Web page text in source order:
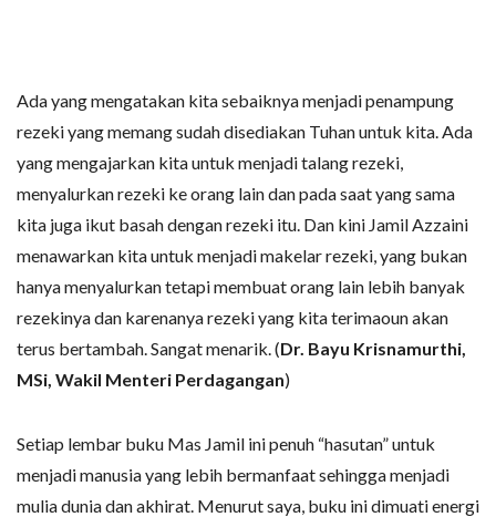
Ada yang mengatakan kita sebaiknya menjadi penampung
rezeki yang memang sudah disediakan Tuhan untuk kita. Ada
yang mengajarkan kita untuk menjadi talang rezeki,
menyalurkan rezeki ke orang lain dan pada saat yang sama
kita juga ikut basah dengan rezeki itu. Dan kini Jamil Azzaini
menawarkan kita untuk menjadi makelar rezeki, yang bukan
hanya menyalurkan tetapi membuat orang lain lebih banyak
rezekinya dan karenanya rezeki yang kita terimaoun akan
terus bertambah. Sangat menarik. (Dr. Bayu Krisnamurthi,
MSi, Wakil Menteri Perdagangan)
Setiap lembar buku Mas Jamil ini penuh “hasutan” untuk
menjadi manusia yang lebih bermanfaat sehingga menjadi
mulia dunia dan akhirat. Menurut saya, buku ini dimuati energi